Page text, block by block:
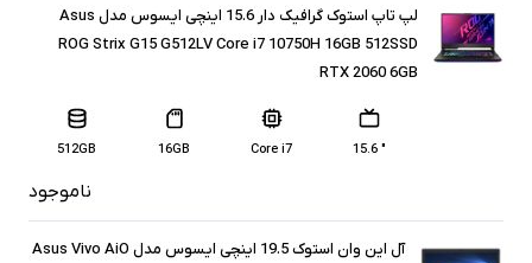
لپ تاپ استوک گرافیک دار 15.6 اینچی ایسوس مدل Asus
ROG Strix G15 G512LV Core i7 10750H 16GB 512SSD
RTX 2060 6GB
" 15.6
Core i7
16GB
512GB
ناموجود
آل این وان استوک 19.5 اینچی ایسوس مدل Asus Vivo AiO